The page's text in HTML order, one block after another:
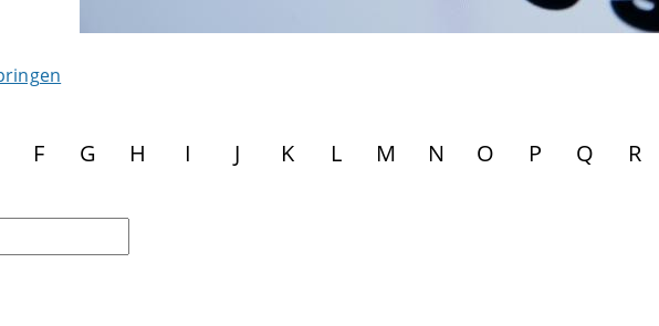
F G H I J K L M N O P Q R